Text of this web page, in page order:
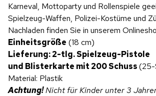
Karneval, Mottoparty und Rollenspiele
Spielzeug-Waffen, Polizei-Kostüme und
Nachladen finden Sie in unserem
Einheitsgröße (18 cm)
Lieferung: 2-tlg. Spielzeug-Pistole
und Blisterkarte mit 200 Schuss(25-
Material: Plastik
Achtung!Nicht für Kinder unter 3